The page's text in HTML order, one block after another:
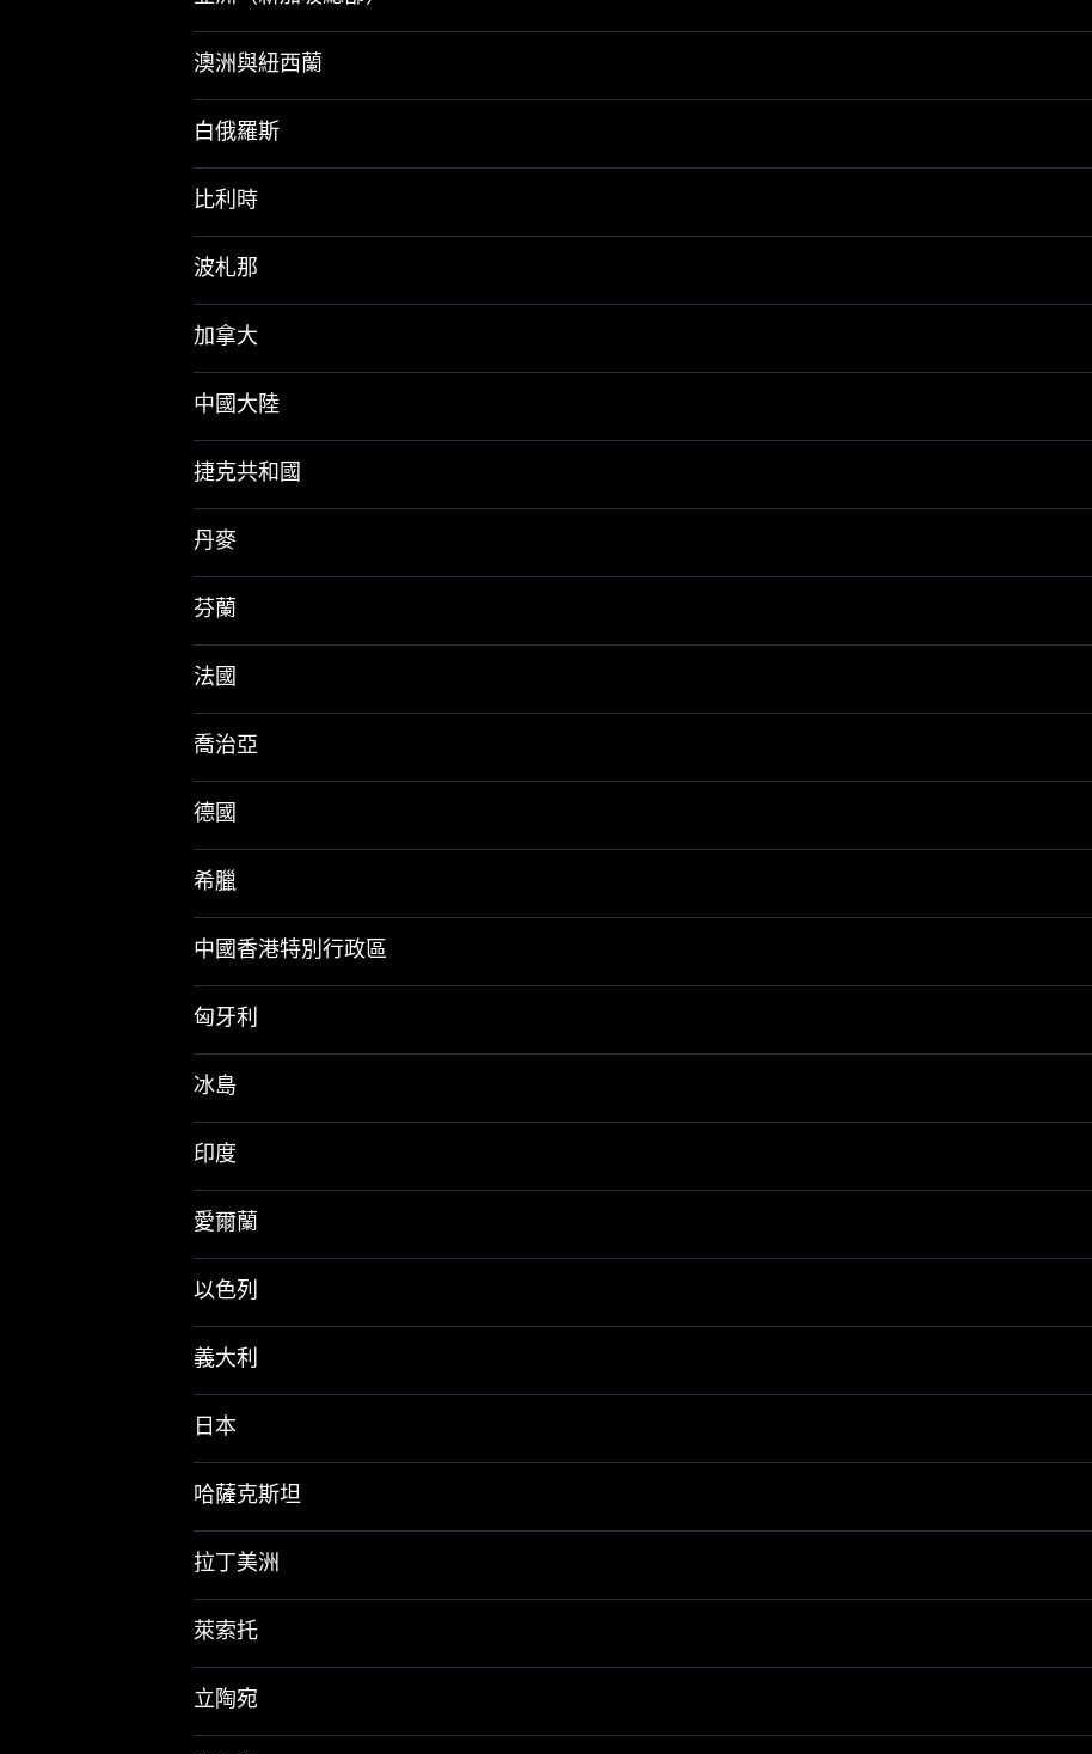
澳洲與紐西蘭
白俄羅斯
比利時
波札那
加拿大
中國大陸
捷克共和國
丹麥
芬蘭
法國
喬治亞
德國
希臘
中國香港特別行政區
匈牙利
冰島
印度
愛爾蘭
以色列
義大利
日本
哈薩克斯坦
拉丁美洲
萊索托
立陶宛